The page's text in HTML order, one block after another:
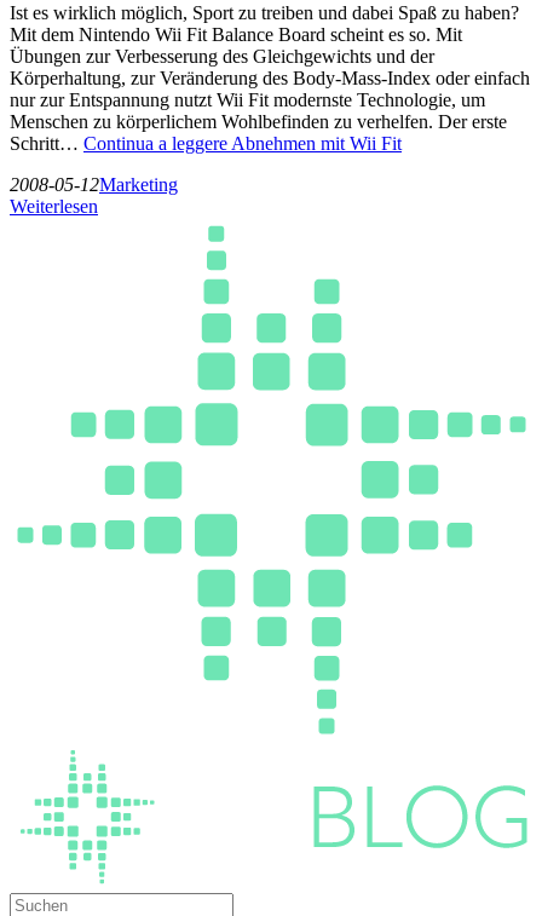
Ist es wirklich möglich, Sport zu treiben und dabei Spaß zu haben?
Mit dem Nintendo Wii Fit Balance Board scheint es so. Mit
Übungen zur Verbesserung des Gleichgewichts und der
Körperhaltung, zur Veränderung des Body-Mass-Index oder einfach
nur zur Entspannung nutzt Wii Fit modernste Technologie, um
Menschen zu körperlichem Wohlbefinden zu verhelfen. Der erste
Schritt… Continua a leggere Abnehmen mit Wii Fit
2008-05-12Marketing
Weiterlesen